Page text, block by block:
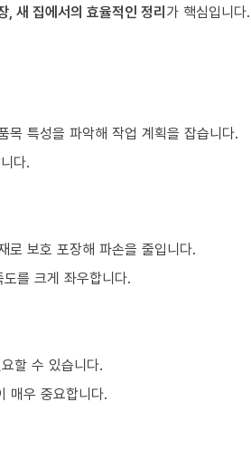
, 새 집에서의 효율적인 정리가 핵심입니다.
특성을 파악해 작업 계획을 잡습니다.
다.
로 보호 포장해 파손을 줄입니다.
를 크게 좌우합니다.
할 수 있습니다.
매우 중요합니다.